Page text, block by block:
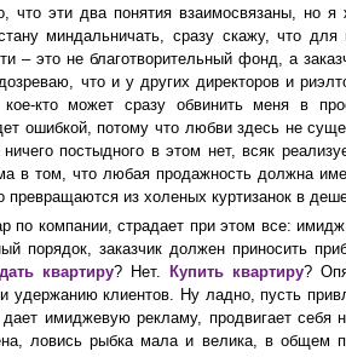
что эти два понятия взаимосвязаны, но
миндальничать, сразу скажу, что
– это не благотворительный фонд, а
что и у других директоров и
кто может сразу обвинить меня в
ошибкой, потому что любви здесь не
постыдного в этом нет, всяк
в том, что любая продажность должна
превращаются из холеных куртизанок в
по компании, страдает при этом все:
порядок, заказчик должен приносить
квартиру? Нет. Купить квартиру?
удержанию клиентов. Ну ладно, пусть
дает имиджевую рекламу, продвигает
ловись рыбка мала и велика, в общем